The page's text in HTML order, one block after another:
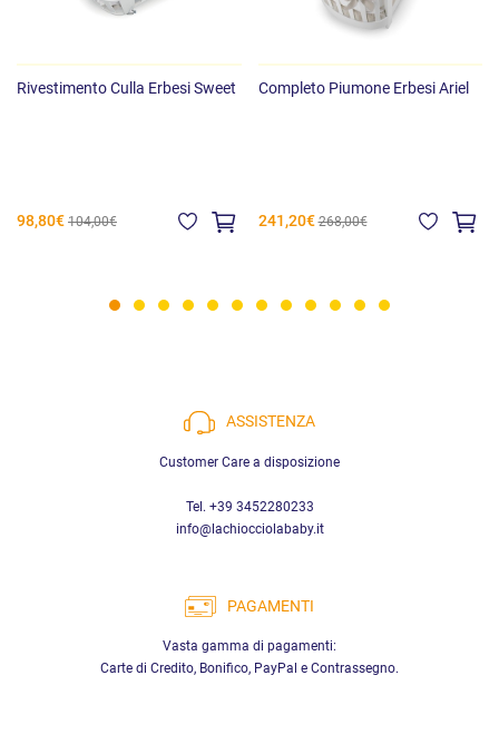
Dimensioni lettino: 133 x 67 x 90 cm (lunghezza x profondità x
Rivestimento Culla Erbesi Sweet
98,80€ 104,00€
Completo Piumone Erbesi Ariel
241,20€ 268,00€
ASSISTENZA
Customer Care a disposizione
Tel. +39 3452280233
info@lachiocciolababy.it
PAGAMENTI
Vasta gamma di pagamenti:
Carte di Credito, Bonifico, PayPal e Contrassegno.